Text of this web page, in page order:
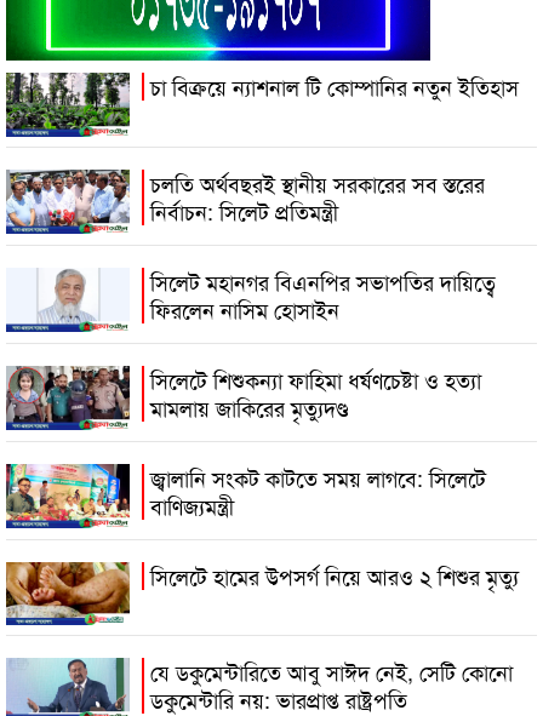
চা বিক্রয়ে ন্যাশনাল টি কোম্পানির নতুন ইতিহাস
চলতি অর্থবছরই স্থানীয় সরকারের সব স্তরের
নির্বাচন: সিলেট প্রতিমন্ত্রী
সিলেট মহানগর বিএনপির সভাপতির দায়িত্বে
ফিরলেন নাসিম হোসাইন
সিলেটে শিশুকন্যা ফাহিমা ধর্ষণচেষ্টা ও হত্যা
মামলায় জাকিরের মৃত্যুদণ্ড
জ্বালানি সংকট কাটতে সময় লাগবে: সিলেটে
বাণিজ্যমন্ত্রী
সিলেটে হামের উপসর্গ নিয়ে আরও ২ শিশুর মৃত্যু
যে ডকুমেন্টারিতে আবু সাঈদ নেই, সেটি কোনো
ডকুমেন্টারি নয়: ভারপ্রাপ্ত রাষ্ট্রপতি